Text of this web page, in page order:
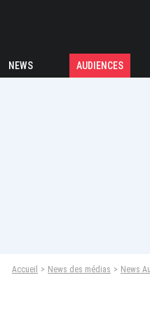
NEWS AUDIENCES
Accueil News des médias News